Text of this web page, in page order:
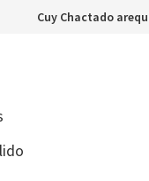
Cuy Chactado